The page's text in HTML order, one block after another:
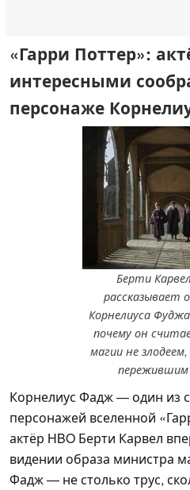
«Гарри Поттер»:
интересными
персонаже
Берти
рассказывает
Корнелиуса
почему он
магии не
Корнелиус Фадж — один из
персонажей вселенной
актёр HBO Берти Карвел
видении образа министра
Фадж — не столько трус,